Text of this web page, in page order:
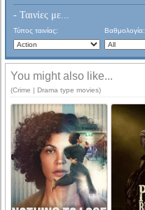
- Ταινίες με...
Τύπος ταινίας: Βαθμολογία:
You might also like...
(Crime | Drama type movies)